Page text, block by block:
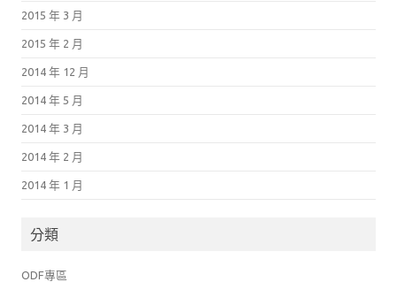
2015 年 3 月
2015 年 2 月
2014 年 12 月
2014 年 5 月
2014 年 3 月
2014 年 2 月
2014 年 1 月
分類
ODF專區